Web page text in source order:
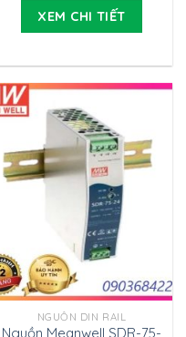
XEM CHI TIẾT
NGUỒN DIN RAIL
Nguồn Meanwell SDR-75-